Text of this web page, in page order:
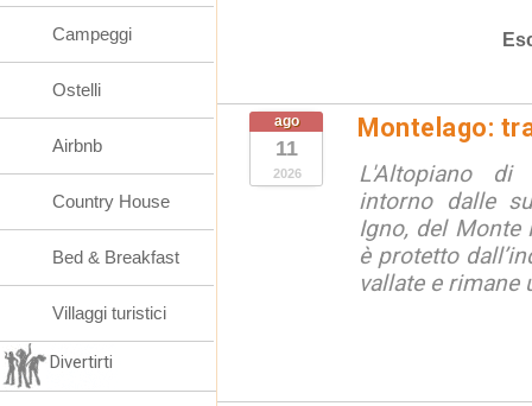
ago
11
2026
Montelago:
L'Altopiano di
intorno dalle
Igno, del Monte
è protetto
vallate e rimane
Campeggi
Ostelli
Airbnb
Country House
Bed & Breakfast
Villaggi turistici
Divertirti